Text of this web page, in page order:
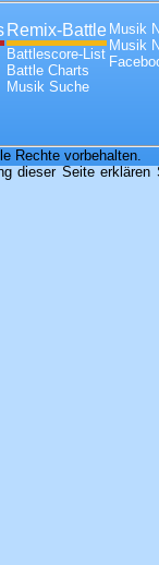
Remix-Battle
Battlescore-List
Battle Charts
Musik Suche
Musik
Musik
Rechte vorbehalten.
dieser Seite